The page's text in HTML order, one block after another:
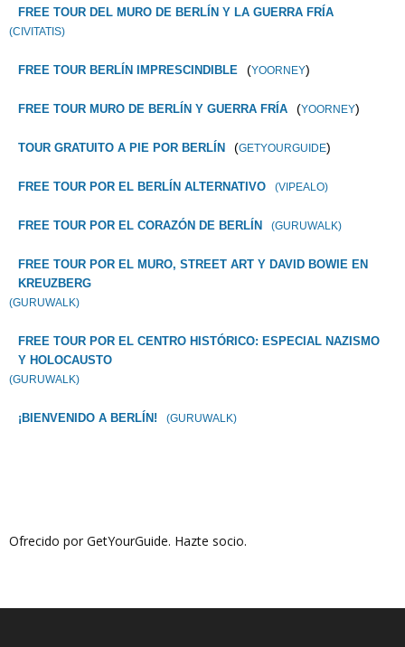
FREE TOUR DEL MURO DE BERLÍN Y LA GUERRA FRÍA
(CIVITATIS)
FREE TOUR BERLÍN IMPRESCINDIBLE (YOORNEY)
FREE TOUR MURO DE BERLÍN Y GUERRA FRÍA (YOORNEY)
TOUR GRATUITO A PIE POR BERLÍN (GETYOURGUIDE)
FREE TOUR POR EL BERLÍN ALTERNATIVO (VIPEALO)
FREE TOUR POR EL CORAZÓN DE BERLÍN (GURUWALK)
FREE TOUR POR EL MURO, STREET ART Y DAVID BOWIE EN
KREUZBERG
(GURUWALK)
FREE TOUR POR EL CENTRO HISTÓRICO: ESPECIAL NAZISMO
Y HOLOCAUSTO
(GURUWALK)
¡BIENVENIDO A BERLÍN! (GURUWALK)
Ofrecido por GetYourGuide. Hazte socio.